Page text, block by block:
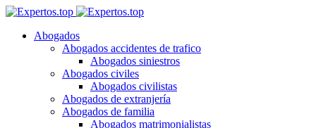
Abogados
Abogados accidentes de trafico
Abogados siniestros
Abogados civiles
Abogados civilistas
Abogados de extranjería
Abogados de familia
Abogados matrimonialistas